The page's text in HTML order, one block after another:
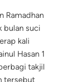
Ramadhan
bulan suci
kali
Hasan 1
takjil
tersebut